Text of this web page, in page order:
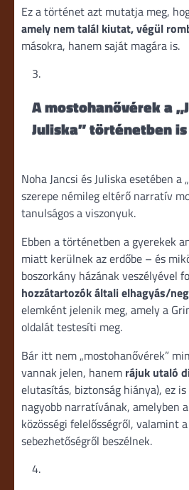
Ez a történet azt mutatja meg,
amely nem talál kiutat, végül
másokra, hanem saját magára is.
A mostohanővérek a
Juliska” történetben
Noha Jancsi és Juliska esetében a
szerepe némileg eltérő narratív
tanulságos a viszonyuk.
Ebben a történetben a gyerekek
miatt kerülnek az erdőbe – és
boszorkány házának veszélyével
hozzátartozók általi elhagyás/
elemként jelenik meg, amely a
oldalát testesíti meg.
Bár itt nem „mostohanővérek”
vannak jelen, hanem rájuk utaló
elutasítás, biztonság hiánya), ez
nagyobb narratívának, amelyben
közösségi felelősségről, valamint
sebezhetőségről beszélnek.